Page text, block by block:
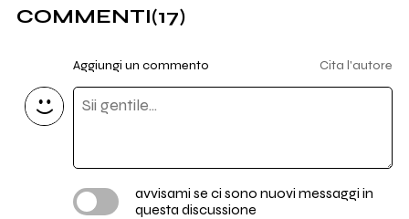
COMMENTI(17)
Aggiungi un commento Cita l'autore
avvisami se ci sono nuovi messaggi in
questa discussione